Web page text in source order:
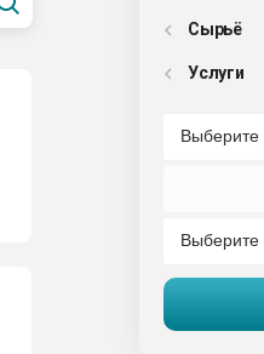
Сырьё
Услуги